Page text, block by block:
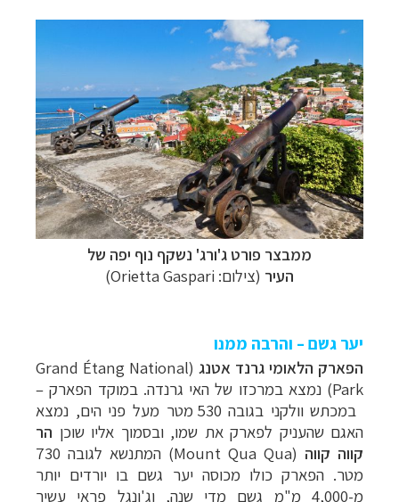
ממבצר פורט ג'ורג' נשקף נוף יפה של
העיר (צילום: Orietta Gaspari)
יער גשם – והרבה ממנו
הפארק הלאומי גרנד אטנג (Grand Étang National
Park) נמצא במרכזו של האי גרנדה. במוקד הפארק –
במכתש וולקני בגובה 530 מטר מעל פני הים,
נמצא
האגם שהעניק לפארק את שמו, ובסמוך אליו שוכן הר
קווה קווה (Mount Qua Qua)
המתנשא לגובה 730
מטר. הפארק כולו מכוסה יער גשם בו יורדים יותר
מ-4,000 מ"מ גשם מדי שנה, וג'ונגל פראי עשיר